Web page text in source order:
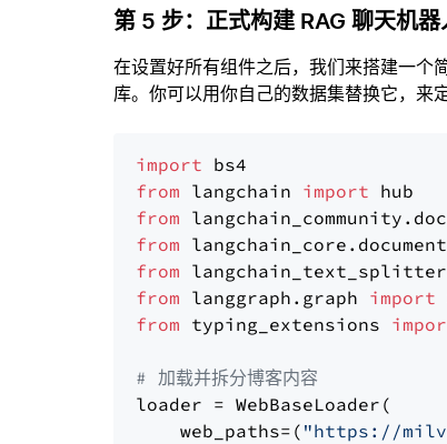
第 5 步：正式构建 RAG 聊天机器
在设置好所有组件之后，我们来搭建一个
库。你可以用你自己的数据集替换它，来
import
from langchain import
from
from
from
from langgraph.graph import
from typing_extensions
# 加载并拆分博客内容
loader = WebBaseLoader(
    web_paths=(
"https://